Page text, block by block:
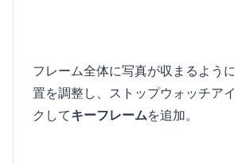
フレーム全体に写真が収まるよう
置を調整し、ストップウォッチア
クしてキーフレームを追加。